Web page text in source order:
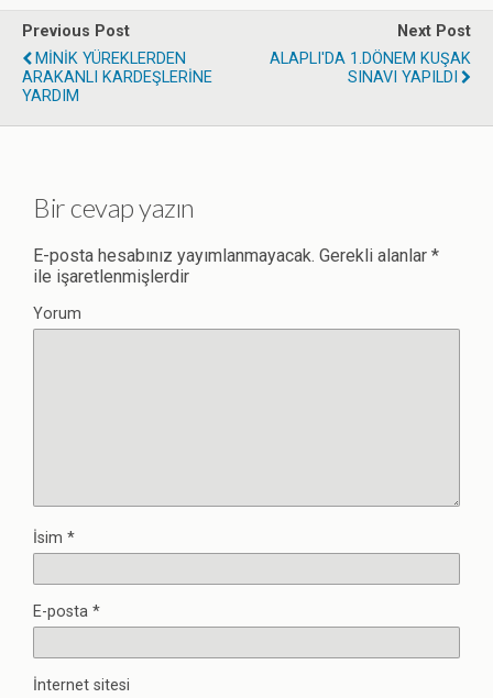
Previous Post
MİNİK YÜREKLERDEN
ARAKANLI KARDEŞLERİNE
YARDIM
Next Post
ALAPLI'DA 1.DÖNEM KUŞAK
SINAVI YAPILDI
Bir cevap yazın
E-posta hesabınız yayımlanmayacak. Gerekli alanlar *
ile işaretlenmişlerdir
Yorum
İsim *
E-posta *
İnternet sitesi